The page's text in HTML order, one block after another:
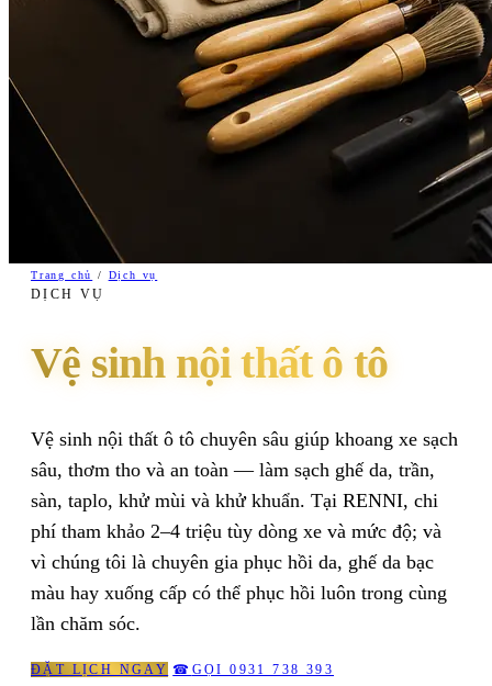
Trang chủ / Dịch vụ
DỊCH VỤ
Vệ sinh nội thất ô tô
Vệ sinh nội thất ô tô chuyên sâu giúp khoang xe sạch
sâu, thơm tho và an toàn — làm sạch ghế da, trần,
sàn, taplo, khử mùi và khử khuẩn. Tại RENNI, chi
phí tham khảo 2–4 triệu tùy dòng xe và mức độ; và
vì chúng tôi là chuyên gia phục hồi da, ghế da bạc
màu hay xuống cấp có thể phục hồi luôn trong cùng
lần chăm sóc.
ĐẶT LỊCH NGAY ☎ GỌI 0931 738 393